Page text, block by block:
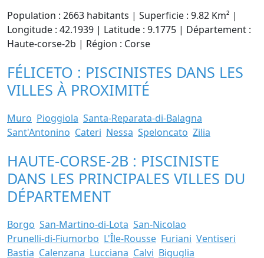
Population : 2663 habitants | Superficie : 9.82 Km² |
Longitude : 42.1939 | Latitude : 9.1775 | Département :
Haute-corse-2b | Région : Corse
FÉLICETO : PISCINISTES DANS LES
VILLES À PROXIMITÉ
Muro Pioggiola Santa-Reparata-di-Balagna
Sant'Antonino Cateri Nessa Speloncato Zilia
HAUTE-CORSE-2B : PISCINISTE
DANS LES PRINCIPALES VILLES DU
DÉPARTEMENT
Borgo San-Martino-di-Lota San-Nicolao
Prunelli-di-Fiumorbo L'Île-Rousse Furiani Ventiseri
Bastia Calenzana Lucciana Calvi Biguglia